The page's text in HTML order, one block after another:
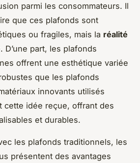
parmi les consommateurs. Il
que ces plafonds sont
ou fragiles, mais la réalité
part, les plafonds
offrent une esthétique variée
que les plafonds
innovants utilisés
cette idée reçue, offrant des
et durables.
les plafonds traditionnels, les
présentent des avantages